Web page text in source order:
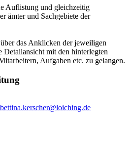
Auflistung und gleichzeitig
ämter und Sachgebiete der
das Anklicken der jeweiligen
Detailansicht mit den hinterlegten
Aufgaben etc. zu gelangen.
bettina.kerscher@loiching.de